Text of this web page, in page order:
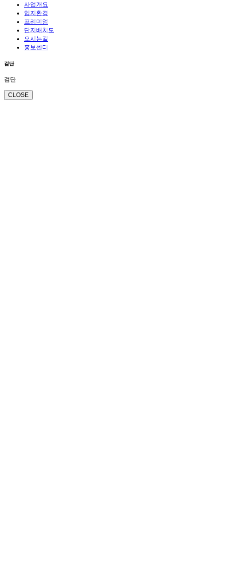
사업개요
입지환경
프리미엄
단지배치도
오시는길
홍보센터
검단
검단
CLOSE